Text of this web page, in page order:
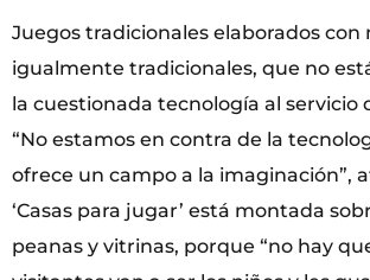
Juegos tradicionales elaborados con
igualmente tradicionales, que no
la cuestionada tecnología al servicio
“No estamos en contra de la
ofrece un campo a la imaginación”,
‘Casas para jugar’ está montada
peanas y vitrinas, porque “no hay